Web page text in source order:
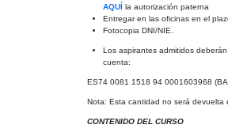
AQUÍla autorización paterna
Entregar en las oficinas en el
Fotocopia DNI/NIE.
Los aspirantes admitidos
cuenta:
ES74 0081 1518 94 0001603968
Nota: Esta cantidad no será devuelta
CONTENIDO DEL CURSO